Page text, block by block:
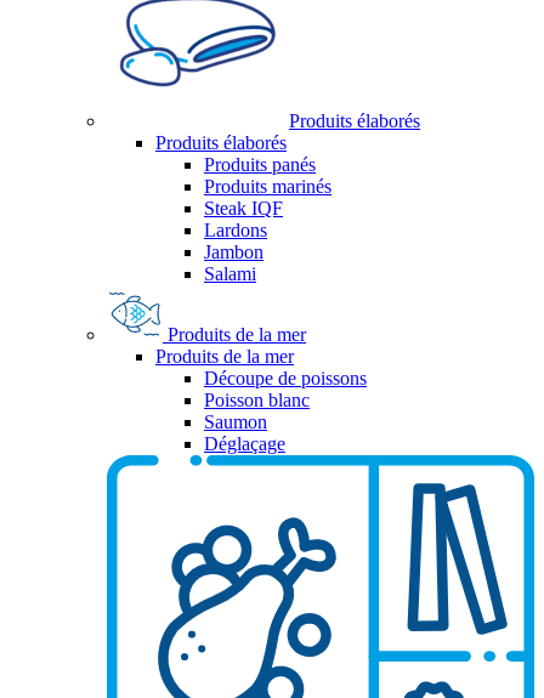
Produits élaborés
Produits élaborés
Produits panés
Produits marinés
Steak IQF
Lardons
Jambon
Salami
Produits de la mer
Produits de la mer
Découpe de poissons
Poisson blanc
Saumon
Déglaçage